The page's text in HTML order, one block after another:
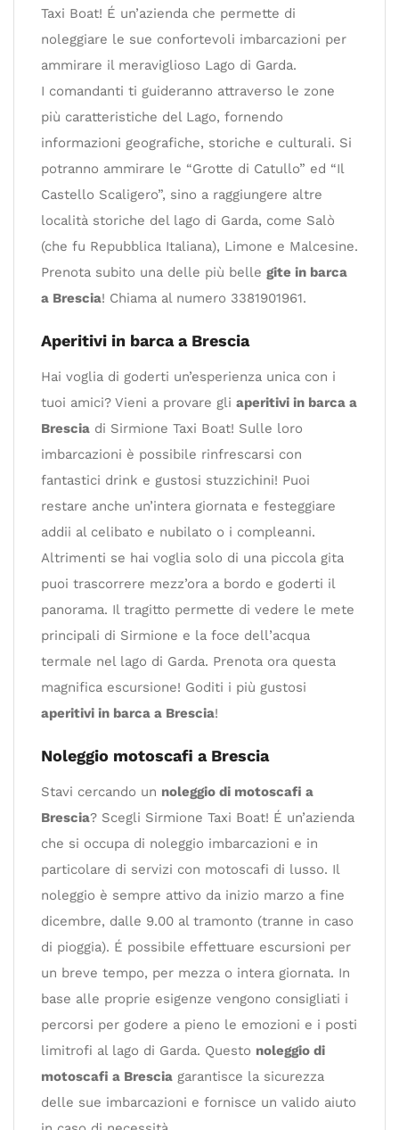
Taxi Boat! É un’azienda che permette di
noleggiare le sue confortevoli imbarcazioni per
ammirare il meraviglioso Lago di Garda.
I comandanti ti guideranno attraverso le zone
più caratteristiche del Lago, fornendo
informazioni geografiche, storiche e culturali. Si
potranno ammirare le “Grotte di Catullo” ed “Il
Castello Scaligero”, sino a raggiungere altre
località storiche del lago di Garda, come Salò
(che fu Repubblica Italiana), Limone e Malcesine.
Prenota subito una delle più belle gite in barca
a Brescia! Chiama al numero 3381901961.
Aperitivi in barca a Brescia
Hai voglia di goderti un’esperienza unica con i
tuoi amici? Vieni a provare gli aperitivi in barca a
Brescia di Sirmione Taxi Boat! Sulle loro
imbarcazioni è possibile rinfrescarsi con
fantastici drink e gustosi stuzzichini! Puoi
restare anche un’intera giornata e festeggiare
addii al celibato e nubilato o i compleanni.
Altrimenti se hai voglia solo di una piccola gita
puoi trascorrere mezz’ora a bordo e goderti il
panorama. Il tragitto permette di vedere le mete
principali di Sirmione e la foce dell’acqua
termale nel lago di Garda. Prenota ora questa
magnifica escursione! Goditi i più gustosi
aperitivi in barca a Brescia!
Noleggio motoscafi a Brescia
Stavi cercando un noleggio di motoscafi a
Brescia? Scegli Sirmione Taxi Boat! É un’azienda
che si occupa di noleggio imbarcazioni e in
particolare di servizi con motoscafi di lusso. Il
noleggio è sempre attivo da inizio marzo a fine
dicembre, dalle 9.00 al tramonto (tranne in caso
di pioggia). É possibile effettuare escursioni per
un breve tempo, per mezza o intera giornata. In
base alle proprie esigenze vengono consigliati i
percorsi per godere a pieno le emozioni e i posti
limitrofi al lago di Garda. Questo noleggio di
motoscafi a Brescia garantisce la sicurezza
delle sue imbarcazioni e fornisce un valido aiuto